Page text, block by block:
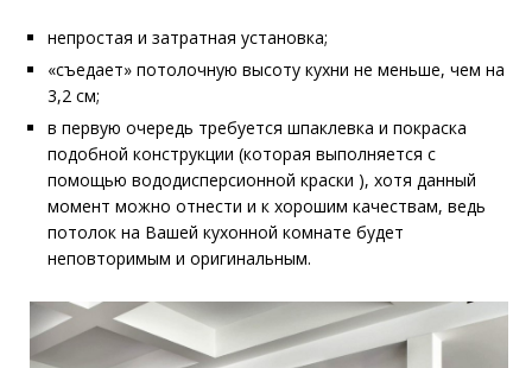
непростая и затратная установка;
«съедает» потолочную высоту кухни не меньше, чем на
3,2 см;
в первую очередь требуется шпаклевка и покраска
подобной конструкции (которая выполняется с
помощью вододисперсионной краски ), хотя данный
момент можно отнести и к хорошим качествам, ведь
потолок на Вашей кухонной комнате будет
неповторимым и оригинальным.